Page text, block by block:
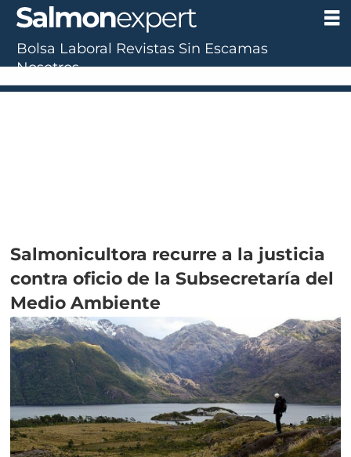
Salmonicultora recurre a la justicia
contra oficio de la Subsecretaría del
Medio Ambiente
Bolsa Laboral Revistas Sin Escamas
Nosotros